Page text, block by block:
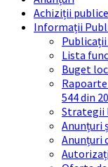
Achiziții publice
Informații
Lista
Buget
544 din
Strategii
Anunțuri
Anunțuri